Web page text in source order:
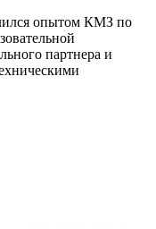
опытом КМЗ по
партнера и